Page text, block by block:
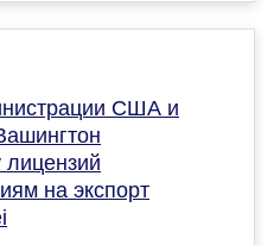
США и
на экспорт